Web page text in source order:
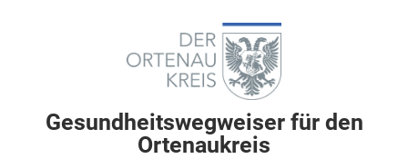
Gesundheitswegweiser für den
Ortenaukreis